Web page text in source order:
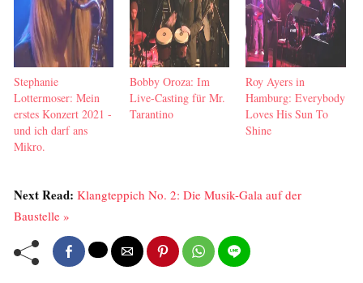
Stephanie
Lottermoser: Mein
erstes Konzert 2021 -
und ich darf ans
Mikro.
Bobby Oroza: Im
Live-Casting für Mr.
Tarantino
Roy Ayers in
Hamburg: Everybody
Loves His Sun To
Shine
Next Read: Klangteppich No. 2: Die Musik-Gala auf der
Baustelle »